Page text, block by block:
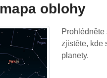
oblohy
zjistěte, kde
planety.